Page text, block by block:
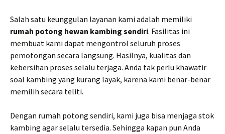
Salah satu keunggulan layanan kami adalah memiliki
rumah potong hewan kambing sendiri. Fasilitas ini
membuat kami dapat mengontrol seluruh proses
pemotongan secara langsung. Hasilnya, kualitas dan
kebersihan proses selalu terjaga. Anda tak perlu khawatir
soal kambing yang kurang layak, karena kami benar-benar
memilih secara teliti.
Dengan rumah potong sendiri, kami juga bisa menjaga stok
kambing agar selalu tersedia. Sehingga kapan pun Anda